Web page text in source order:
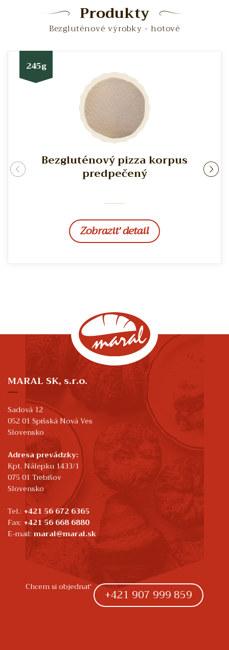
Produkty
Bezgluténové výrobky - hotové
245g
Bezgluténový pizza korpus
predpečený
Zobraziť detail
MARAL SK, s.r.o.
Sadová 12
052 01 Spišská Nová Ves
Slovensko
Adresa prevádzky:
Kpt. Nálepku 1433/1
075 01 Trebišov
Slovensko
Tel.: +421 56 672 6365
Fax: +421 56 668 6880
E-mail:maral@maral.sk
Chcem si objednať +421 907 999 859